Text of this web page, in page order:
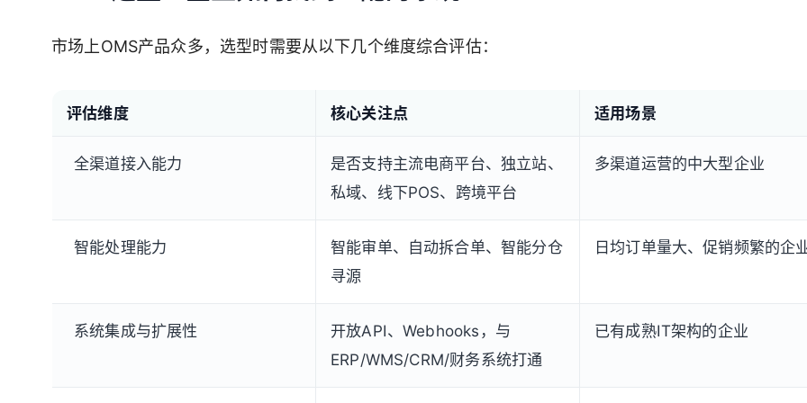
市场上OMS产品众多，选型时需要从以下几个维度综合评估：
评估维度 核心关注点 适用场景
全渠道接入能力
是否支持主流电商平台、独立站、
私域、线下POS、跨境平台
多渠道运营的中大型企业
智能处理能力
智能审单、自动拆合单、智能分仓
寻源
日均订单量大、促销频繁的企
系统集成与扩展性
开放API、Webhooks，与
ERP/WMS/CRM/财务系统打通
已有成熟IT架构的企业